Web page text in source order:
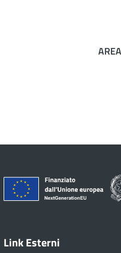
Link Esterni